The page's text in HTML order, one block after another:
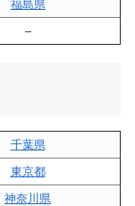
福島県
–
千葉県
東京都
神奈川県